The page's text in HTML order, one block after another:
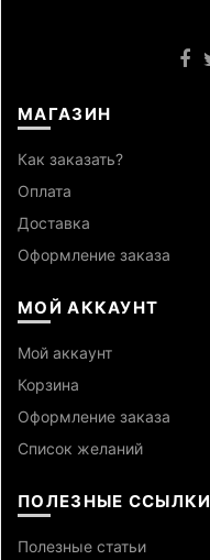
МАГАЗИН
Как заказать?
Оплата
Доставка
Оформление заказа
МОЙ АККАУНТ
Мой аккаунт
Корзина
Оформление заказа
Список желаний
ПОЛЕЗНЫЕ ССЫЛКИ
Полезные статьи